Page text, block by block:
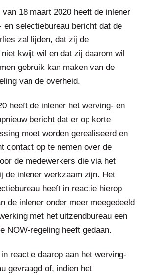
18 maart 2020 heeft de inlener
en selectiebureau bericht dat de
zal lijden, dat zij de
kwijt wil en dat zij daarom wil
gebruik kan maken van de
van de overheid.
heeft de inlener het werving- en
bericht dat er op korte
moet worden gerealiseerd en
contact op te nemen over de
de medewerkers die via het
de inlener werkzaam zijn. Het
heeft in reactie hierop
de inlener onder meer meegedeeld
met het uitzendbureau een
NOW-regeling heeft gedaan.
reactie daarop aan het werving-
gevraagd of, indien het